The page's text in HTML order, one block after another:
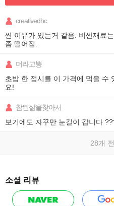
creativedhc
싼 이유가 있는거 같음. 비싼재료
좀 떨어짐.
머라고뽕
초밥 한 접시를 이 가격에 먹을 수
요!
참된삶을찾아서
보기에도 자꾸만 눈길이 갑니다
28개
소셜 리뷰